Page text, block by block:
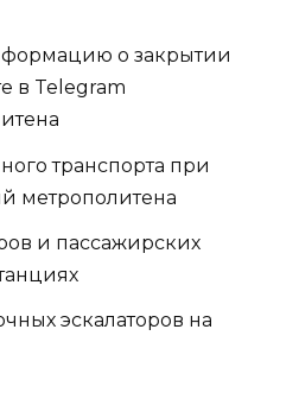
о закрытии
в Telegram
транспорта при
метрополитена
и пассажирских
эскалаторов на